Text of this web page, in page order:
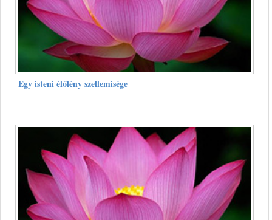
Egy isteni élőlény szellemisége